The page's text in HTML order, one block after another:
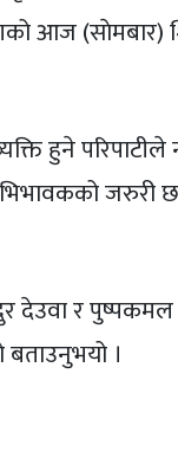
आज (साेमबार)
हुने
देउवा र
।